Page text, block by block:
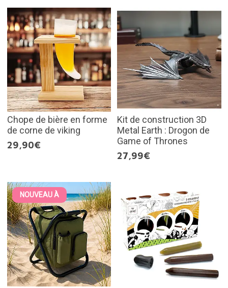
Chope de bière en forme
de corne de viking
29,90€
Kit de construction 3D
Metal Earth : Drogon de
Game of Thrones
27,99€
NOUVEAU À